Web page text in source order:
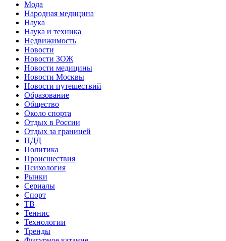
Мода
Народная медицина
Наука
Наука и техника
Недвижимость
Новости
Новости ЗОЖ
Новости медицины
Новости Москвы
Новости путешествий
Образование
Общество
Около спорта
Отдых в России
Отдых за границей
ПДД
Политика
Происшествия
Психология
Рынки
Сериалы
Спорт
ТВ
Теннис
Технологии
Тренды